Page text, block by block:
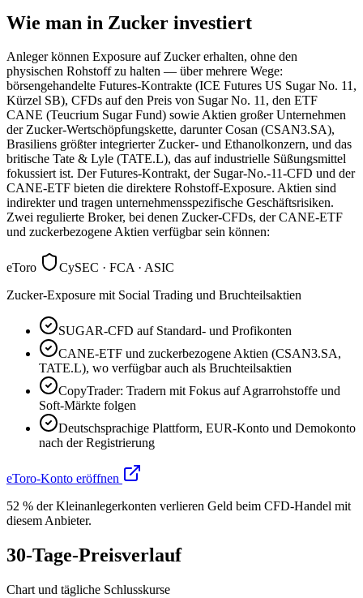
Wie man in Zucker investiert
Anleger können Exposure auf Zucker erhalten, ohne den
physischen Rohstoff zu halten — über mehrere Wege:
börsengehandelte Futures-Kontrakte (ICE Futures US Sugar No. 11,
Kürzel SB), CFDs auf den Preis von Sugar No. 11, den ETF
CANE (Teucrium Sugar Fund) sowie Aktien großer Unternehmen
der Zucker-Wertschöpfungskette, darunter Cosan (CSAN3.SA),
Brasiliens größter integrierter Zucker- und Ethanolkonzern, und das
britische Tate & Lyle (TATE.L), das auf industrielle Süßungsmittel
fokussiert ist. Der Futures-Kontrakt, der Sugar-No.-11-CFD und der
CANE-ETF bieten die direktere Rohstoff-Exposure. Aktien sind
indirekter und tragen unternehmensspezifische Geschäftsrisiken.
Zwei regulierte Broker, bei denen Zucker-CFDs, der CANE-ETF
und zuckerbezogene Aktien verfügbar sein können:
eToro
CySEC · FCA · ASIC
Zucker-Exposure mit Social Trading und Bruchteilsaktien
SUGAR-CFD auf Standard- und Profikonten
CANE-ETF und zuckerbezogene Aktien (CSAN3.SA,
TATE.L), wo verfügbar auch als Bruchteilsaktien
CopyTrader: Tradern mit Fokus auf Agrarrohstoffe und
Soft-Märkte folgen
Deutschsprachige Plattform, EUR-Konto und Demokonto
nach der Registrierung
eToro-Konto eröffnen
52 % der Kleinanlegerkonten verlieren Geld beim CFD-Handel mit
diesem Anbieter.
30-Tage-Preisverlauf
Chart und tägliche Schlusskurse